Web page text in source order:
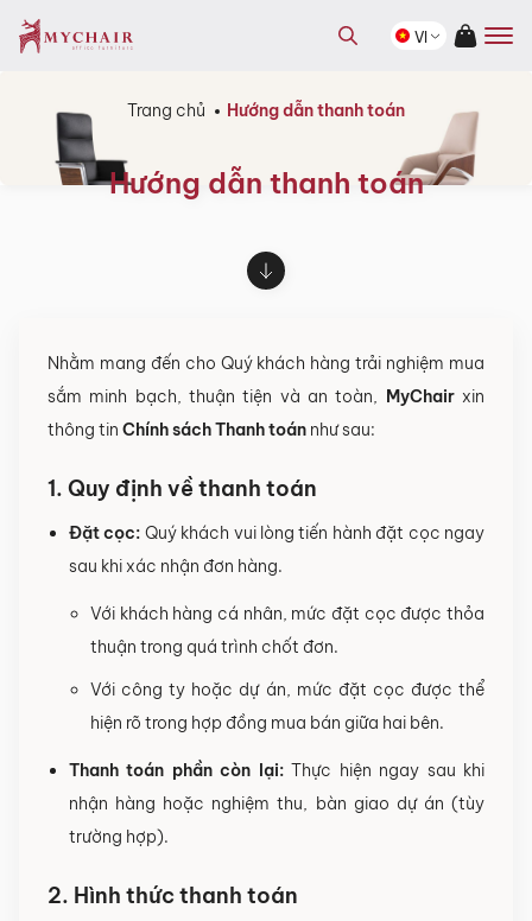
phẩm
Tìm
kiếmVI
Trang chủ Hướng dẫn thanh toán
Hướng dẫn thanh toán
Nhằm mang đến cho Quý khách hàng trải nghiệm mua
sắm minh bạch, thuận tiện và an toàn, MyChairxin
thông tin Chính sách Thanh toán như sau:
1. Quy định về thanh toán
Đặt cọc: Quý khách vui lòng tiến hành đặt cọc ngay
sau khi xác nhận đơn hàng.
Với khách hàng cá nhân, mức đặt cọc được thỏa
thuận trong quá trình chốt đơn.
Với công ty hoặc dự án, mức đặt cọc được thể
hiện rõ trong hợp đồng mua bán giữa hai bên.
Thanh toán phần còn lại:Thực hiện ngay sau khi
nhận hàng hoặc nghiệm thu, bàn giao dự án (tùy
trường hợp).
2. Hình thức thanh toán